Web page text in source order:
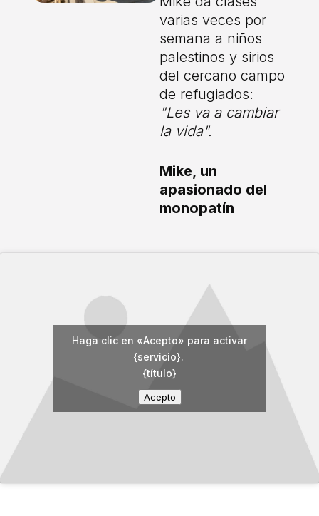
varias veces por
semana a niños
palestinos y sirios
del cercano campo
de refugiados:
"Les va a cambiar
la vida".
Mike, un
apasionado del
monopatín
Haga clic en «Acepto» para activar
{servicio}.
{título}
Acepto